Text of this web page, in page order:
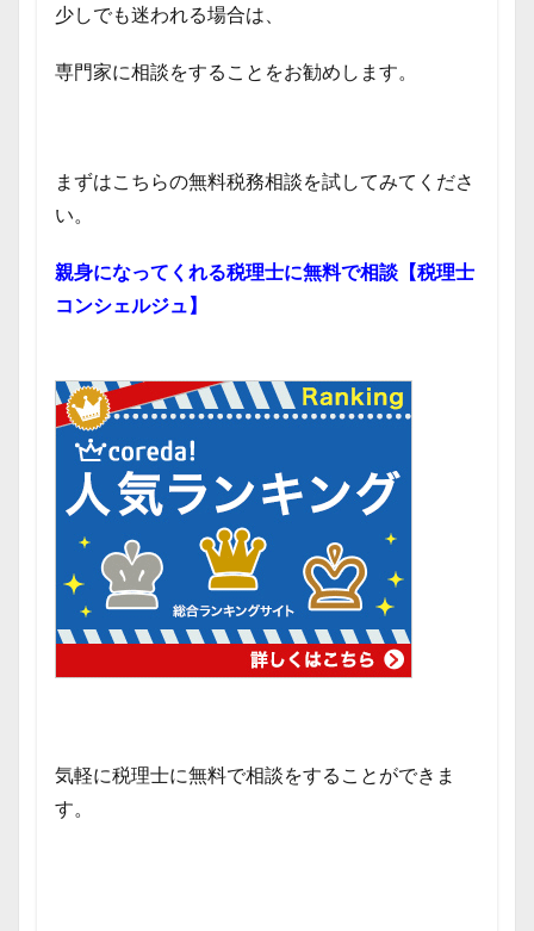
少しでも迷われる場合は、
専門家に相談をすることをお勧めします。
まずはこちらの無料税務相談を試してみてくださ
い。
親身になってくれる税理士に無料で相談【税理士
コンシェルジュ】
気軽に税理士に無料で相談をすることができま
す。